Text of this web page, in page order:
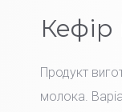
Кефір
Продукт
молока.